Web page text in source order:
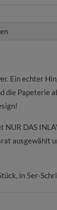
Ein echter
die Papeterie
DAS
ausgewählt
in 5er-